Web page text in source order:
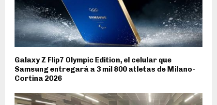
Galaxy Z Flip7 Olympic Edition, el celular que
Samsung entregará a 3 mil 800 atletas de Milano-
Cortina 2026